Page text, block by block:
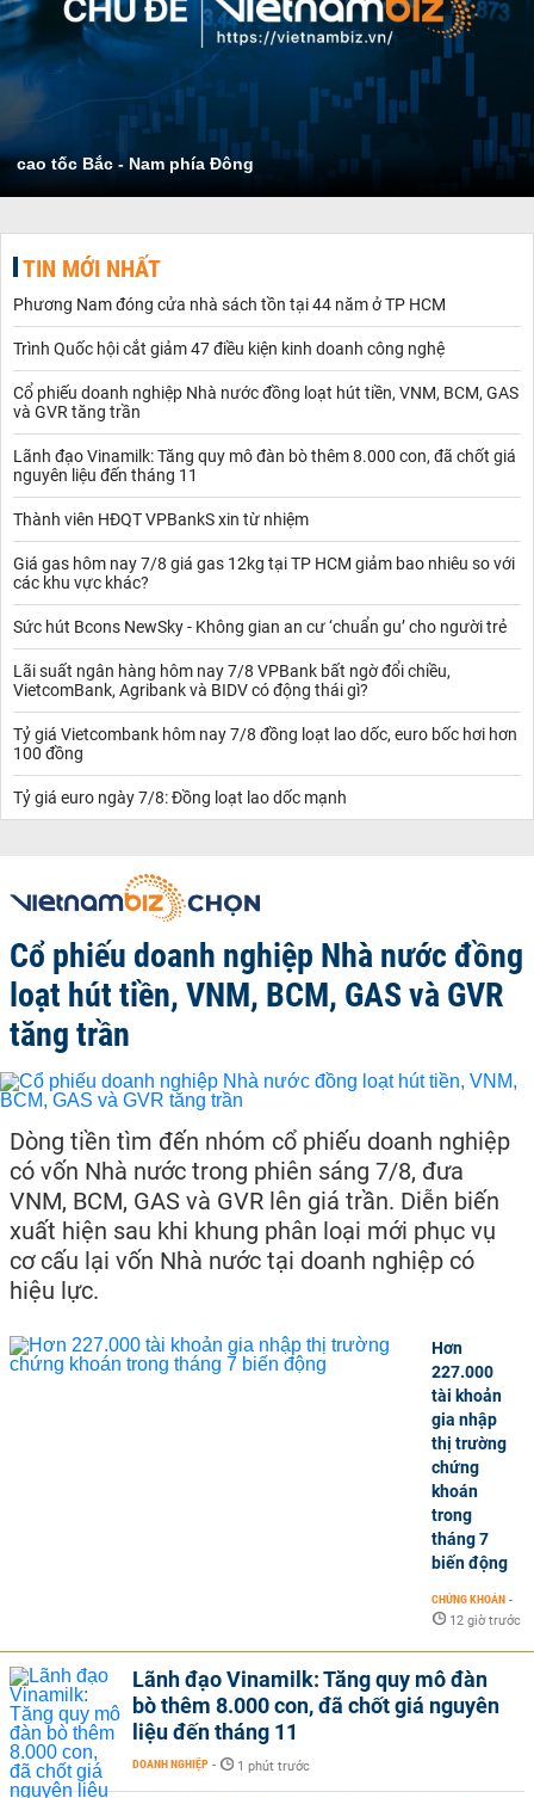
cao tốc Bắc - Nam phía Đông
TIN MỚI NHẤT
Phương Nam đóng cửa nhà sách tồn tại 44 năm ở TP HCM
Trình Quốc hội cắt giảm 47 điều kiện kinh doanh công nghệ
Cổ phiếu doanh nghiệp Nhà nước đồng loạt hút tiền, VNM, BCM, GAS
và GVR tăng trần
Lãnh đạo Vinamilk: Tăng quy mô đàn bò thêm 8.000 con, đã chốt giá
nguyên liệu đến tháng 11
Thành viên HĐQT VPBankS xin từ nhiệm
Giá gas hôm nay 7/8 giá gas 12kg tại TP HCM giảm bao nhiêu so với
các khu vực khác?
Sức hút Bcons NewSky - Không gian an cư ‘chuẩn gu’ cho người trẻ
Lãi suất ngân hàng hôm nay 7/8 VPBank bất ngờ đổi chiều,
VietcomBank, Agribank và BIDV có động thái gì?
Tỷ giá Vietcombank hôm nay 7/8 đồng loạt lao dốc, euro bốc hơi hơn
100 đồng
Tỷ giá euro ngày 7/8: Đồng loạt lao dốc mạnh
Cổ phiếu doanh nghiệp Nhà nước đồng
loạt hút tiền, VNM, BCM, GAS và GVR
tăng trần
Dòng tiền tìm đến nhóm cổ phiếu doanh nghiệp
có vốn Nhà nước trong phiên sáng 7/8, đưa
VNM, BCM, GAS và GVR lên giá trần. Diễn biến
xuất hiện sau khi khung phân loại mới phục vụ
cơ cấu lại vốn Nhà nước tại doanh nghiệp có
hiệu lực.
Hơn
227.000
tài khoản
gia nhập
thị trường
chứng
khoán
trong
tháng 7
biến động
CHỨNG KHOÁN -
12 giờ trước
Lãnh đạo Vinamilk: Tăng quy mô đàn
bò thêm 8.000 con, đã chốt giá nguyên
liệu đến tháng 11
DOANH NGHIỆP - 1 phút trước